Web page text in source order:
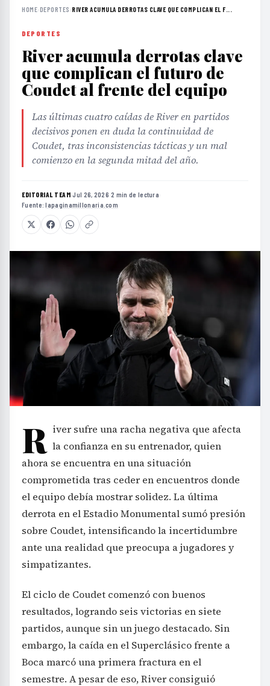
HOME›DEPORTES ›RIVER ACUMULA DERROTAS CLAVE QUE COMPLICAN EL F...
DEPORTES
River acumula derrotas clave
que complican el futuro de
Coudet al frente del equipo
Las últimas cuatro caídas de River en partidos
decisivos ponen en duda la continuidad de
Coudet, tras inconsistencias tácticas y un mal
comienzo en la segunda mitad del año.
EDITORIAL TEAM·Jul 26, 2026·2 min de lectura·
Fuente:lapaginamillonaria.com
R iver sufre una racha negativa que afecta
la confianza en su entrenador, quien
ahora se encuentra en una situación
comprometida tras ceder en encuentros donde
el equipo debía mostrar solidez. La última
derrota en el Estadio Monumental sumó presión
sobre Coudet, intensificando la incertidumbre
ante una realidad que preocupa a jugadores y
simpatizantes.
El ciclo de Coudet comenzó con buenos
resultados, logrando seis victorias en siete
partidos, aunque sin un juego destacado. Sin
embargo, la caída en el Superclásico frente a
Boca marcó una primera fractura en el
semestre. A pesar de eso, River consiguió